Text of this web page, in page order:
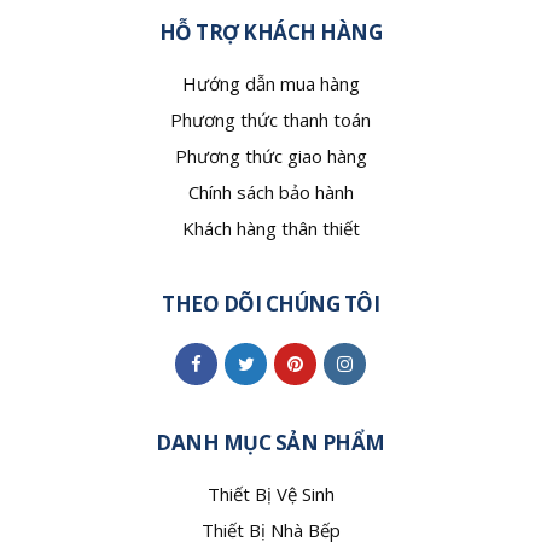
HỖ TRỢ KHÁCH HÀNG
Hướng dẫn mua hàng
Phương thức thanh toán
Phương thức giao hàng
Chính sách bảo hành
Khách hàng thân thiết
THEO DÕI CHÚNG TÔI
DANH MỤC SẢN PHẨM
Thiết Bị Vệ Sinh
Thiết Bị Nhà Bếp